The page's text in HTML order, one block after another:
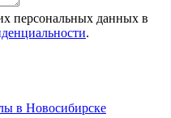
персональных данных в
.
в Новосибирске